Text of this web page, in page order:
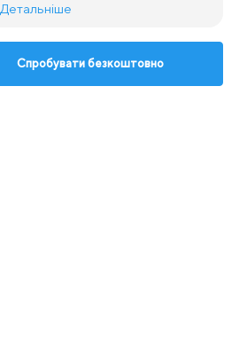
Детальніше
Спробувати безкоштовно